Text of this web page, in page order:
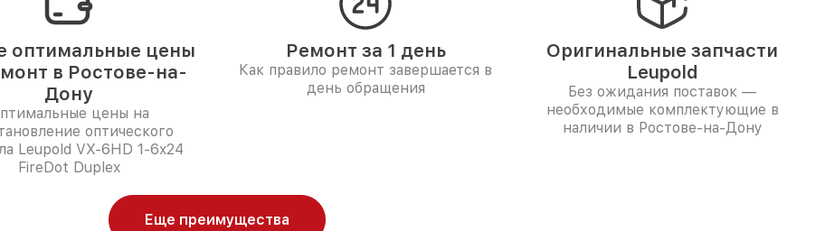
оптимальные цены
в Ростове-на-
Дону
цены на
оптического
Leupold VX-6HD 1-6x24
FireDot Duplex
Ремонт за 1 день
Как правило ремонт завершается в
день обращения
Оригинальные запчасти
Leupold
Без ожидания поставок —
необходимые комплектующие в
наличии в Ростове-на-Дону
Еще преимущества